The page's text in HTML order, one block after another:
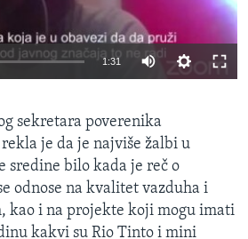
1:31
sekretara poverenika
je da je najviše žalbi u
sredine bilo kada je reč o
odnose na kvalitet vazduha i
kao i na projekte koji mogu imati
kakvi su Rio Tinto i mini